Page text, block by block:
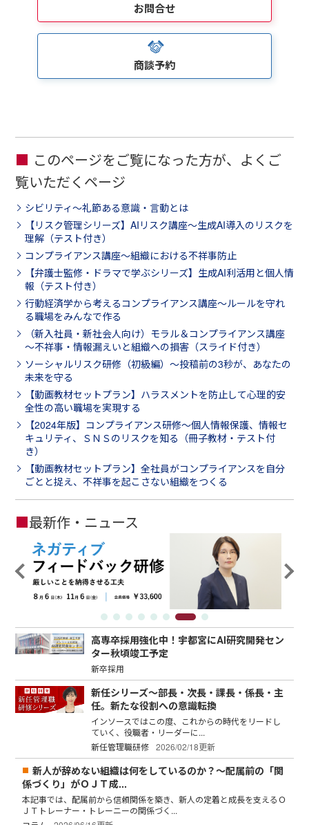
お問合せ
商談予約
このページをご覧になった方が、よくご
覧いただくページ
シビリティ～礼節ある意識・言動とは
【リスク管理シリーズ】AIリスク講座～生成AI導入のリスクを
理解（テスト付き）
コンプライアンス講座～組織における不祥事防止
【弁護士監修・ドラマで学ぶシリーズ】生成AI利活用と個人情
報（テスト付き）
行動経済学から考えるコンプライアンス講座～ルールを守れ
る職場をみんなで作る
（新入社員・新社会人向け）モラル＆コンプライアンス講座
～不祥事・情報漏えいと組織への損害（スライド付き）
ソーシャルリスク研修（初級編）～投稿前の3秒が、あなたの
未来を守る
【動画教材セットプラン】ハラスメントを防止して心理的安
全性の高い職場を実現する
【2024年版】コンプライアンス研修～個人情報保護、情報セ
キュリティ、ＳＮＳのリスクを知る（冊子教材・テスト付
き）
【動画教材セットプラン】全社員がコンプライアンスを自分
ごとと捉え、不祥事を起こさない組織をつくる
■最新作・ニュース
高専卒採用強化中！宇都宮にAI研究開発セン
ター秋頃竣工予定
新卒採用
新任シリーズ～部長・次長・課長・係長・主
任。新たな役割への意識転換
インソースではこの度、これからの時代をリードし
ていく、役職者・リーダーに...
新任管理職研修 2026/02/18更新
新人が辞めない組織は何をしているのか？～配属前の「関
係づくり」がＯＪＴ成...
本記事では、配属前から信頼関係を築き、新人の定着と成長を支えるＯ
ＪＴトレーナー・トレーニーの関係づく...